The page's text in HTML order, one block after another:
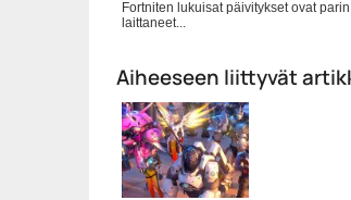
Fortniten lukuisat päivitykset ovat
laittaneet...
Aiheeseen liittyvät